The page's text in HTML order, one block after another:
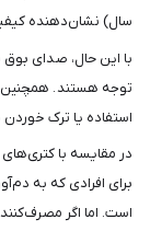
سال) نشان‌دهنده
با این حال، صدای بوق
توجه هستند . همچنین
استفاده یا ترک خوردن
در مقایسه با
برای افرادی که به
است. اما اگر